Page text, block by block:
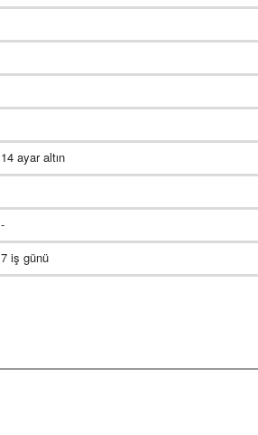
14 ayar altın
-
7 iş günü